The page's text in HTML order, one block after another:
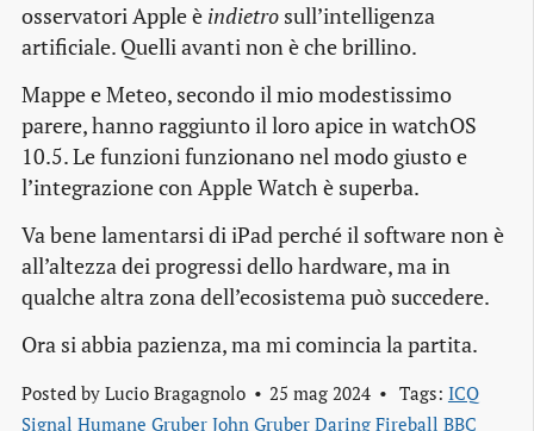
osservatori Apple è indietro sull’intelligenza
artificiale. Quelli avanti non è che brillino.
Mappe e Meteo, secondo il mio modestissimo
parere, hanno raggiunto il loro apice in watchOS
10.5. Le funzioni funzionano nel modo giusto e
l’integrazione con Apple Watch è superba.
Va bene lamentarsi di iPad perché il software non è
all’altezza dei progressi dello hardware, ma in
qualche altra zona dell’ecosistema può succedere.
Ora si abbia pazienza, ma mi comincia la partita.
Posted by Lucio Bragagnolo 25 mag 2024 Tags: ICQ
Signal Humane Gruber John Gruber Daring Fireball BBC